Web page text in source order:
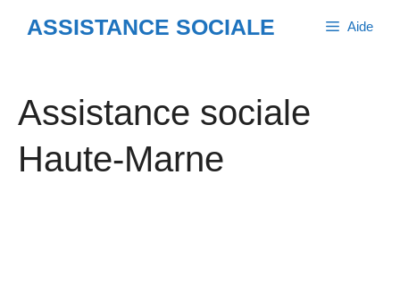
ASSISTANCE SOCIALE Aide
Assistance sociale
Haute-Marne